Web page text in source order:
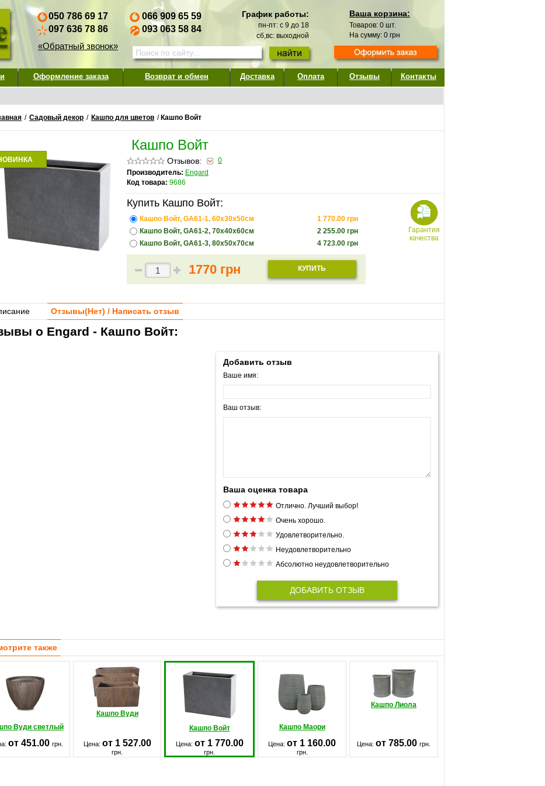
050 786 69 17
097 636 78 86
«Обратный звонок»
066 909 65 59
093 063 58 84
График работы:
пн-пт: с 9 до 18
сб,вс: выходной
Ваша корзина:
Товаров: 0 шт.
На сумму: 0 грн
Оформление заказа Возврат и обмен Доставка Оплата Отзывы Контакты
/ Садовый декор / Кашпо для цветов / Кашпо Войт
Кашпо Войт
Отзывов:
0
Производитель: Engard
Код товара: 9686
Купить Кашпо Войт:
Кашпо Войт, GA61-1, 60х30х50см 1 770.00 грн
Кашпо Войт, GA61-2, 70х40х60см
2 255.00 грн
Кашпо Войт, GA61-3, 80х50х70см
4 723.00 грн
1770 грн КУПИТЬ
Гарантия
качества
Отзывы(Нет) / Написать отзыв
о Engard - Кашпо Войт:
Добавить отзыв
Ваше имя:
Ваш отзыв:
Ваша оценка товара
Отлично. Лучший выбор!
Очень хорошо.
Удовлетворительно.
Неудовлетворительно
Абсолютно неудовлетворительно
ДОБАВИТЬ ОТЗЫВ
также
Вуди светлый
Кашпо Вуди
Кашпо Войт
Кашпо Маори
Кашпо Лиола
от 451.00 грн. Цена: от 1 527.00
грн.
Цена: от 1 770.00
грн.
Цена: от 1 160.00
грн.
Цена: от 785.00 грн.